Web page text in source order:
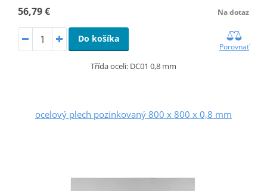
56,79 € Na dotaz
Do košíka
Porovnať
Třída oceli: DC01 0,8 mm
ocelový plech pozinkovaný 800 x 800 x 0,8 mm